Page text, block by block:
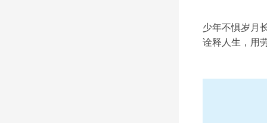
少年不惧岁月
诠释人生，用